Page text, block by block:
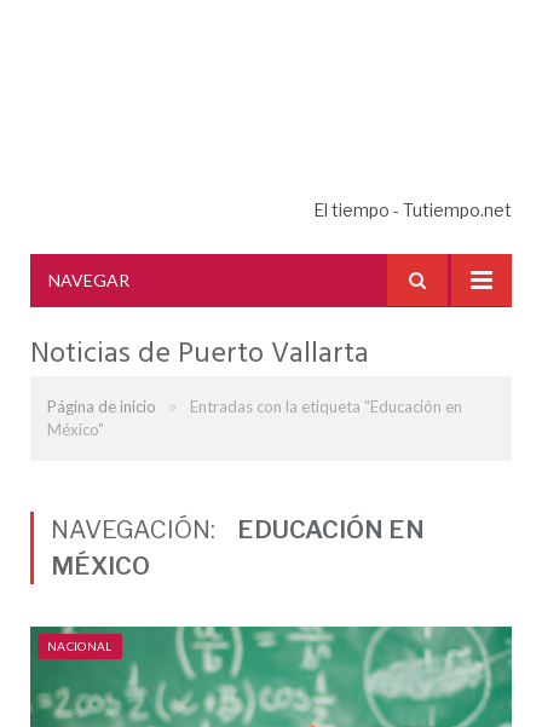
El tiempo - Tutiempo.net
NAVEGAR
Noticias de Puerto Vallarta
Página de inicio »
Entradas con la etiqueta "Educación en
México"
NAVEGACIÓN:
EDUCACIÓN EN
MÉXICO
NACIONAL